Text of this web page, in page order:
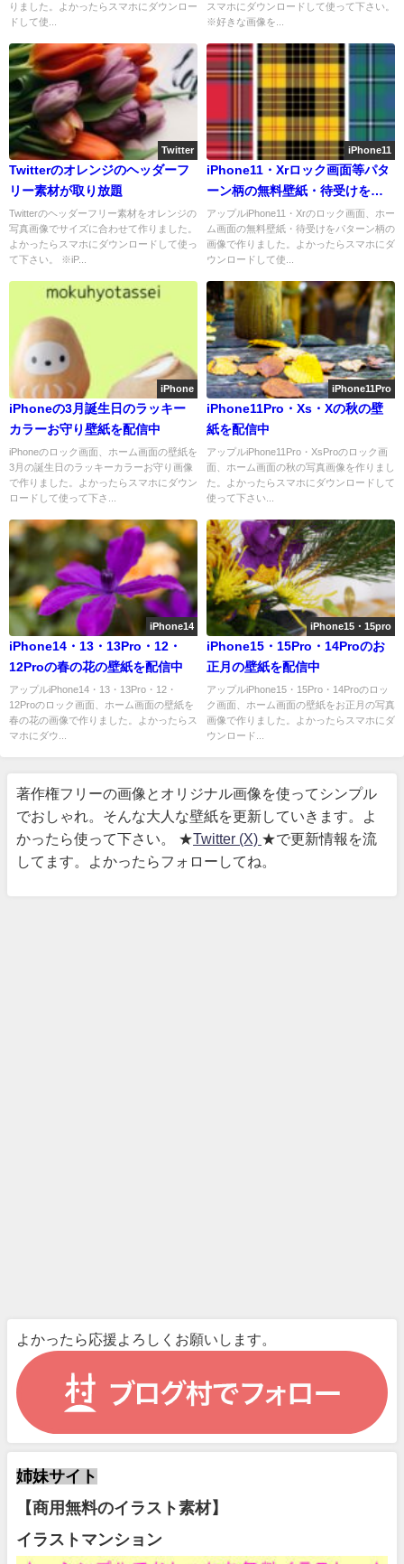
りました。よかったらスマホにダウンロー
ドして使...
スマホにダウンロードして使って下さい。
※好きな画像を...
Twitter
Twitterのオレンジのヘッダーフ
リー素材が取り放題
Twitterのヘッダーフリー素材をオレンジの
写真画像でサイズに合わせて作りました。
よかったらスマホにダウンロードして使っ
て下さい。 ※iP...
iPhone11
iPhone11・Xrロック画面等パタ
ーン柄の無料壁紙・待受けを配
信中
アップルiPhone11・Xrのロック画面、ホー
ム画面の無料壁紙・待受けをパターン柄の
画像で作りました。よかったらスマホにダ
ウンロードして使...
iPhone
iPhoneの3月誕生日のラッキー
カラーお守り壁紙を配信中
iPhoneのロック画面、ホーム画面の壁紙を
3月の誕生日のラッキーカラーお守り画像
で作りました。よかったらスマホにダウン
ロードして使って下さ...
iPhone11Pro
iPhone11Pro・Xs・Xの秋の壁
紙を配信中
アップルiPhone11Pro・XsProのロック画
面、ホーム画面の秋の写真画像を作りまし
た。よかったらスマホにダウンロードして
使って下さい...
iPhone14
iPhone14・13・13Pro・12・
12Proの春の花の壁紙を配信中
アップルiPhone14・13・13Pro・12・
12Proのロック画面、ホーム画面の壁紙を
春の花の画像で作りました。よかったらス
マホにダウ...
iPhone15・15pro
iPhone15・15Pro・14Proのお
正月の壁紙を配信中
アップルiPhone15・15Pro・14Proのロッ
ク画面、ホーム画面の壁紙をお正月の写真
画像で作りました。よかったらスマホにダ
ウンロード...
著作権フリーの画像とオリジナル画像を使ってシンプル
でおしゃれ。そんな大人な壁紙を更新していきます。よ
かったら使って下さい。 ★Twitter (X) ★で更新情報を流
してます。よかったらフォローしてね。
よかったら応援よろしくお願いします。
姉妹サイト
【商用無料のイラスト素材】
イラストマンション